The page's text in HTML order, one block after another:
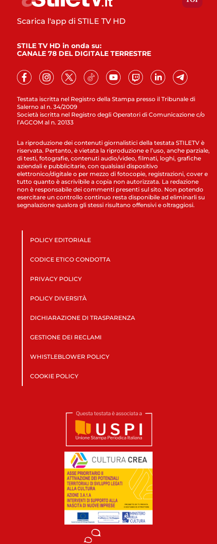
Testata iscritta nel Registro della Stampa presso il Tribunale di
Salerno al n. 34/2009
Società iscritta nel Registro degli Operatori di Comunicazione c/o
l’AGCOM al n. 20133
Scarica l'app di STILE TV HD
STILE TV HD in onda su:
CANALE 78 DEL DIGITALE TERRESTRE
La riproduzione dei contenuti giornalistici della testata STILETV è
riservata. Pertanto, è vietata la riproduzione e l’uso, anche parziale,
di testi, fotografie, contenuti audio/video, filmati, loghi, grafiche
aziendali e pubblicitarie, con qualsiasi dispositivo
elettronico/digitale o per mezzo di fotocopie, registrazioni, cover e
tutto quanto è ascrivibile a copia non autorizzata. La redazione
non è responsabile dei commenti presenti sul sito. Non potendo
esercitare un controllo continuo resta disponibile ad eliminarli su
segnalazione qualora gli stessi risultano offensivi e oltraggiosi.
POLICY EDITORIALE
CODICE ETICO CONDOTTA
PRIVACY POLICY
POLICY DIVERSITÀ
DICHIARAZIONE DI TRASPARENZA
GESTIONE DEI RECLAMI
WHISTLEBLOWER POLICY
COOKIE POLICY